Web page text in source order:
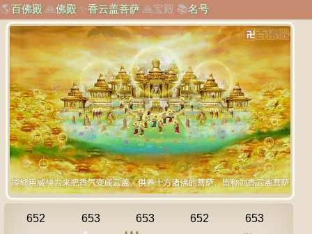
🌎百佛殿 🙏佛殿 ✨香云盖菩萨 🙏宝殿 📚名号
652 653 653 652 653